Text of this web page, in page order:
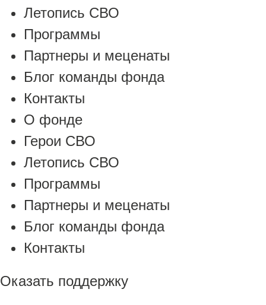
Летопись СВО
Программы
Партнеры и меценаты
Блог команды фонда
Контакты
О фонде
Герои СВО
Летопись СВО
Программы
Партнеры и меценаты
Блог команды фонда
Контакты
Оказать поддержку